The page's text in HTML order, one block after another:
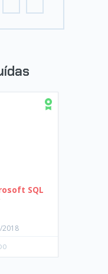
SQL
2018